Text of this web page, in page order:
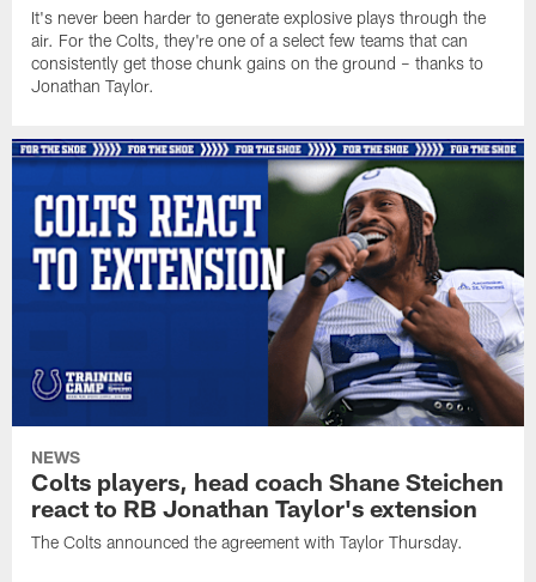
It's never been harder to generate explosive plays through the
air. For the Colts, they're one of a select few teams that can
consistently get those chunk gains on the ground – thanks to
Jonathan Taylor.
NEWS
Colts players, head coach Shane Steichen
react to RB Jonathan Taylor's extension
The Colts announced the agreement with Taylor Thursday.